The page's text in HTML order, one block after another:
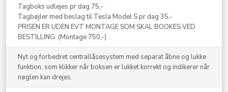
Tagboks udlejes pr dag 75,-
Tagbøjler med beslag til Tesla Model S pr dag 35,-
​PRISEN ER UDEN EVT MONTAGE SOM SKAL BOOKES VED
BESTILLING. (Montage 750,-)
Nyt og forbedret centrallåsesystem med separat åbne og lukke
funktion, som klikker når boksen er lukket korrekt og indikerer når
nøglen kan drejes.